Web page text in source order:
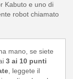
Kabuto e uno di
robot chiamato
mano, se siete
3 ai 10 punti
, leggete il